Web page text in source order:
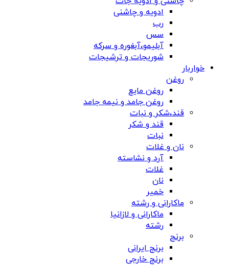
ادویه و چاشنی
رب
سس
آبلیمو،آبغوره و سرکه
شوریجات و ترشیجات
خواربار
روغن
روغن مایع
روغن جامد و نیمه جامد
قند،شکر و نبات
قند و شکر
نبات
نان و غلات
آرد و نشاسته
غلات
نان
خمیر
ماکارانی و رشته
ماکارانی و لازانیا
رشته
برنج
برنج ایرانی
برنج خارجی